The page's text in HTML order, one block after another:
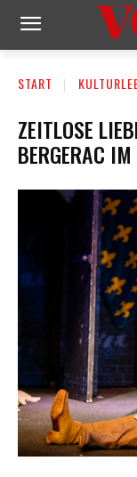
START
ZEITLOSE
BERGERAC